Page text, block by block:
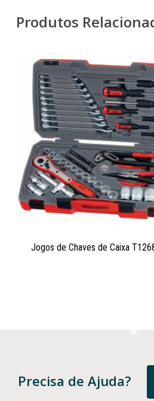
Produtos
Jogos de Chaves de Caixa
Precisa de Ajuda?